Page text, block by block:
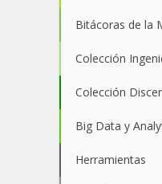
Bitácoras de la
Colección
Colección
Big Data y
Herramientas